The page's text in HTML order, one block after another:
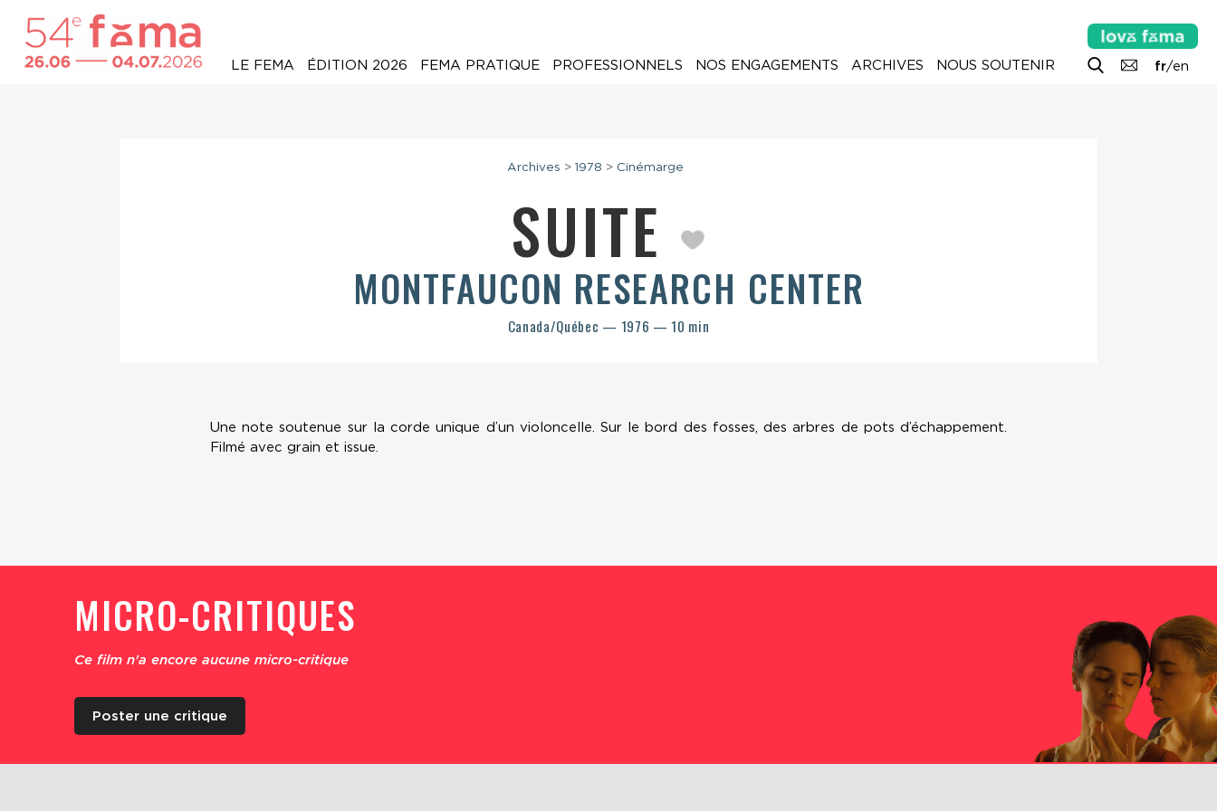
fr/en
LE FEMA ÉDITION 2026 FEMA PRATIQUE PROFESSIONNELS NOS ENGAGEMENTS ARCHIVES NOUS SOUTENIR
Archives > 1978 > Cinémarge
SUITE
MONTFAUCON RESEARCH CENTER
Canada/Québec — 1976 — 10 min
Une note soutenue sur la corde unique d’un violoncelle. Sur le bord des fosses, des arbres de pots d’échappement.
Filmé avec grain et issue.
MICRO-CRITIQUES
Ce film n'a encore aucune micro-critique
Poster une critique